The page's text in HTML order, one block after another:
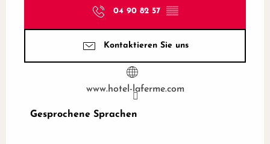
04 90 82 57 ▒▒
Kontaktieren Sie uns
www.hotel-laferme.com
Gesprochene Sprachen
Gesprochene Sprachen